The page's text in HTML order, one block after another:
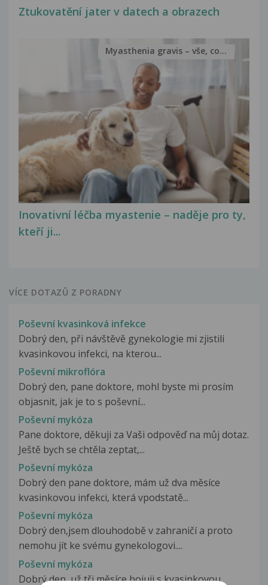
Ztukovatění jater v datech a obrazech
Inovativní léčba myastenie – naděje pro ty,
kteří ji...
Myasthenia gravis – vše, co...
VÍCE DOTAZŮ Z PORADNY
Poševní kvasinková infekce
Dobrý den, při návštěvě gynekologie mi zjistili
kvasinkovou infekci, na kterou...
Poševní mikroflóra
Dobrý den, pane doktore, mohl byste mi prosím
objasnit, jak je to s poševní...
Poševní mykóza
Pane doktore, děkuji za Vaši odpověď na můj dotaz.
Ještě bych se chtěla zeptat,...
Poševní mykóza
Dobrý den pane doktore, mám už dva měsíce
kvasinkovou infekci, která vpodstatě...
Poševní mykóza
Dobrý den,jsem dlouhodobě v zahraničí a proto
nemohu jít ke svému gynekologovi....
Poševní mykóza
Dobrý den, už tři měsíce bojuji s kvasinkovou